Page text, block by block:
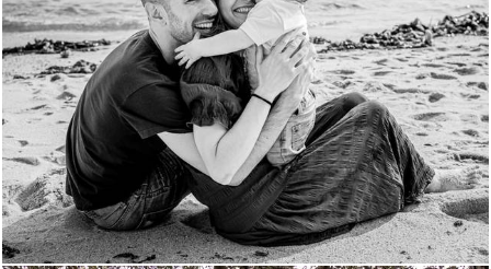
714 0